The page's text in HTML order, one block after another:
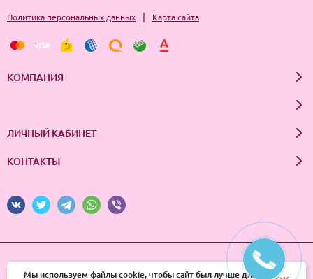
Политика персональных данных | Карта сайта
КОМПАНИЯ
ЛИЧНЫЙ КАБИНЕТ
КОНТАКТЫ
© 2026 InSale. Все права защищены
Мы используем файлы cookie, чтобы сайт был лучше для